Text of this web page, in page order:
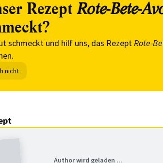
Rezept Rote-Bete-
schmeckt und hilf uns, das RezeptRote-
nicht
Author wird geladen ...